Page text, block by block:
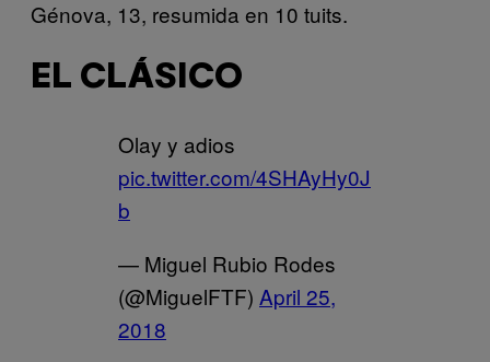
Génova, 13, resumida en 10 tuits.
EL CLÁSICO
Olay y adios
pic.twitter.com/4SHAyHy0J
b
— Miguel Rubio Rodes
(@MiguelFTF) April 25,
2018